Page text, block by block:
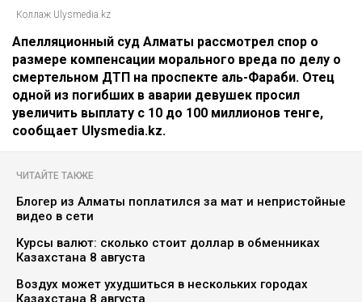
Коллаж Ulysmedia.kz
Апелляционный суд Алматы рассмотрел спор о
размере компенсации морального вреда по делу о
смертельном ДТП на проспекте аль-Фараби. Отец
одной из погибших в аварии девушек просил
увеличить выплату с 10 до 100 миллионов тенге,
сообщает Ulysmedia.kz.
ЧИТАЙТЕ ТАКЖЕ
Блогер из Алматы поплатился за мат и непристойные
видео в сети
Курсы валют: сколько стоит доллар в обменниках
Казахстана 8 августа
Воздух может ухудшиться в нескольких городах